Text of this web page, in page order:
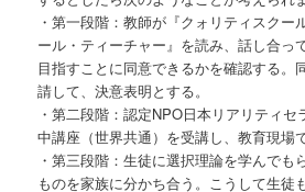
・第一段階：教師が『クォリティスクー
ール・ティーチャー』を読み、話し合っ
目指すことに同意できるかを確認する。
請して、決意表明とする。
・第二段階：認定NPO日本リアリティ
中講座（世界共通）を受講し、教育現場
・第三段階：生徒に選択理論を学んでも
ものを家族に分かち合う。こうして生徒